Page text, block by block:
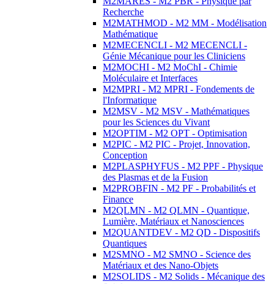
Recherche
M2MATHMOD - M2 MM - Modélisation
Mathématique
M2MECENCLI - M2 MECENCLI -
Génie Mécanique pour les Cliniciens
M2MOCHI - M2 MoChI - Chimie
Moléculaire et Interfaces
M2MPRI - M2 MPRI - Fondements de
l'Informatique
M2MSV - M2 MSV - Mathématiques
pour les Sciences du Vivant
M2OPTIM - M2 OPT - Optimisation
M2PIC - M2 PIC - Projet, Innovation,
Conception
M2PLASPHYFUS - M2 PPF - Physique
des Plasmas et de la Fusion
M2PROBFIN - M2 PF - Probabilités et
Finance
M2QLMN - M2 QLMN - Quantique,
Lumière, Matériaux et Nanosciences
M2QUANTDEV - M2 QD - Dispositifs
Quantiques
M2SMNO - M2 SMNO - Science des
Matériaux et des Nano-Objets
M2SOLIDS - M2 Solids - Mécanique des